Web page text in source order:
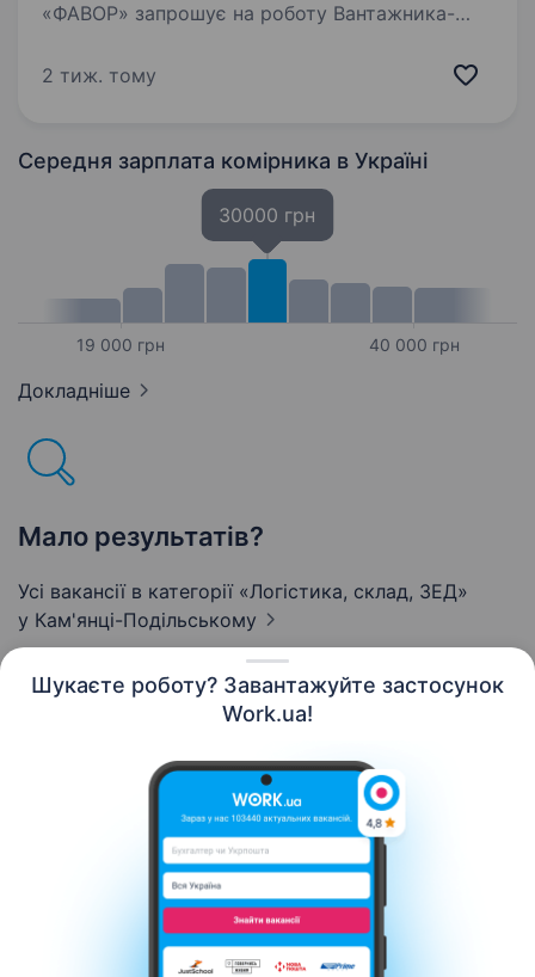
Шукаєте роботу? Завантажуйте застосунок
Work.ua!
«ФАВОР» запрошує на роботу Вантажника-
Комплектація замовлень для клієнтів і
2 тиж. тому
Середня зарплата комірника в Україні
19 000 грн
30000 грн
40 000 грн
Докладніше
Мало результатів?
Усі вакансії в категорії «Логістика, склад, ЗЕД»
у Кам'янці-Подільському
Контакти Про нас
Кар’єра